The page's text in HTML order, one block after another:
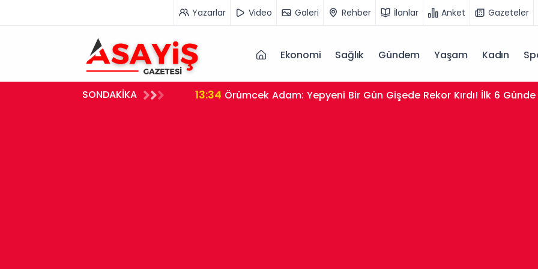
Yazarlar Video Galeri Rehber İlanlar Anket Gazeteler
Ekonomi Sağlık Gündem Yaşam Kadın
SONDAKİKA
Egzoz Gazı Zehirlenmesi 13:34 Örümcek Adam: Yepyeni Bir Gün Gişede Rekor Kırdı! İlk 6 Günde